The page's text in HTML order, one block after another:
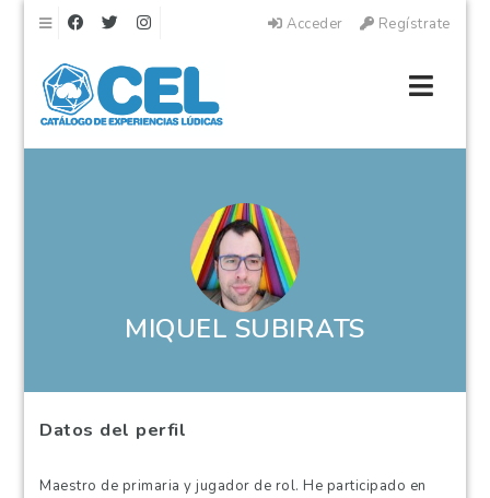
Navegación Acceder Regístrate
MIQUEL SUBIRATS
Datos del perfil
Maestro de primaria y jugador de rol. He participado en